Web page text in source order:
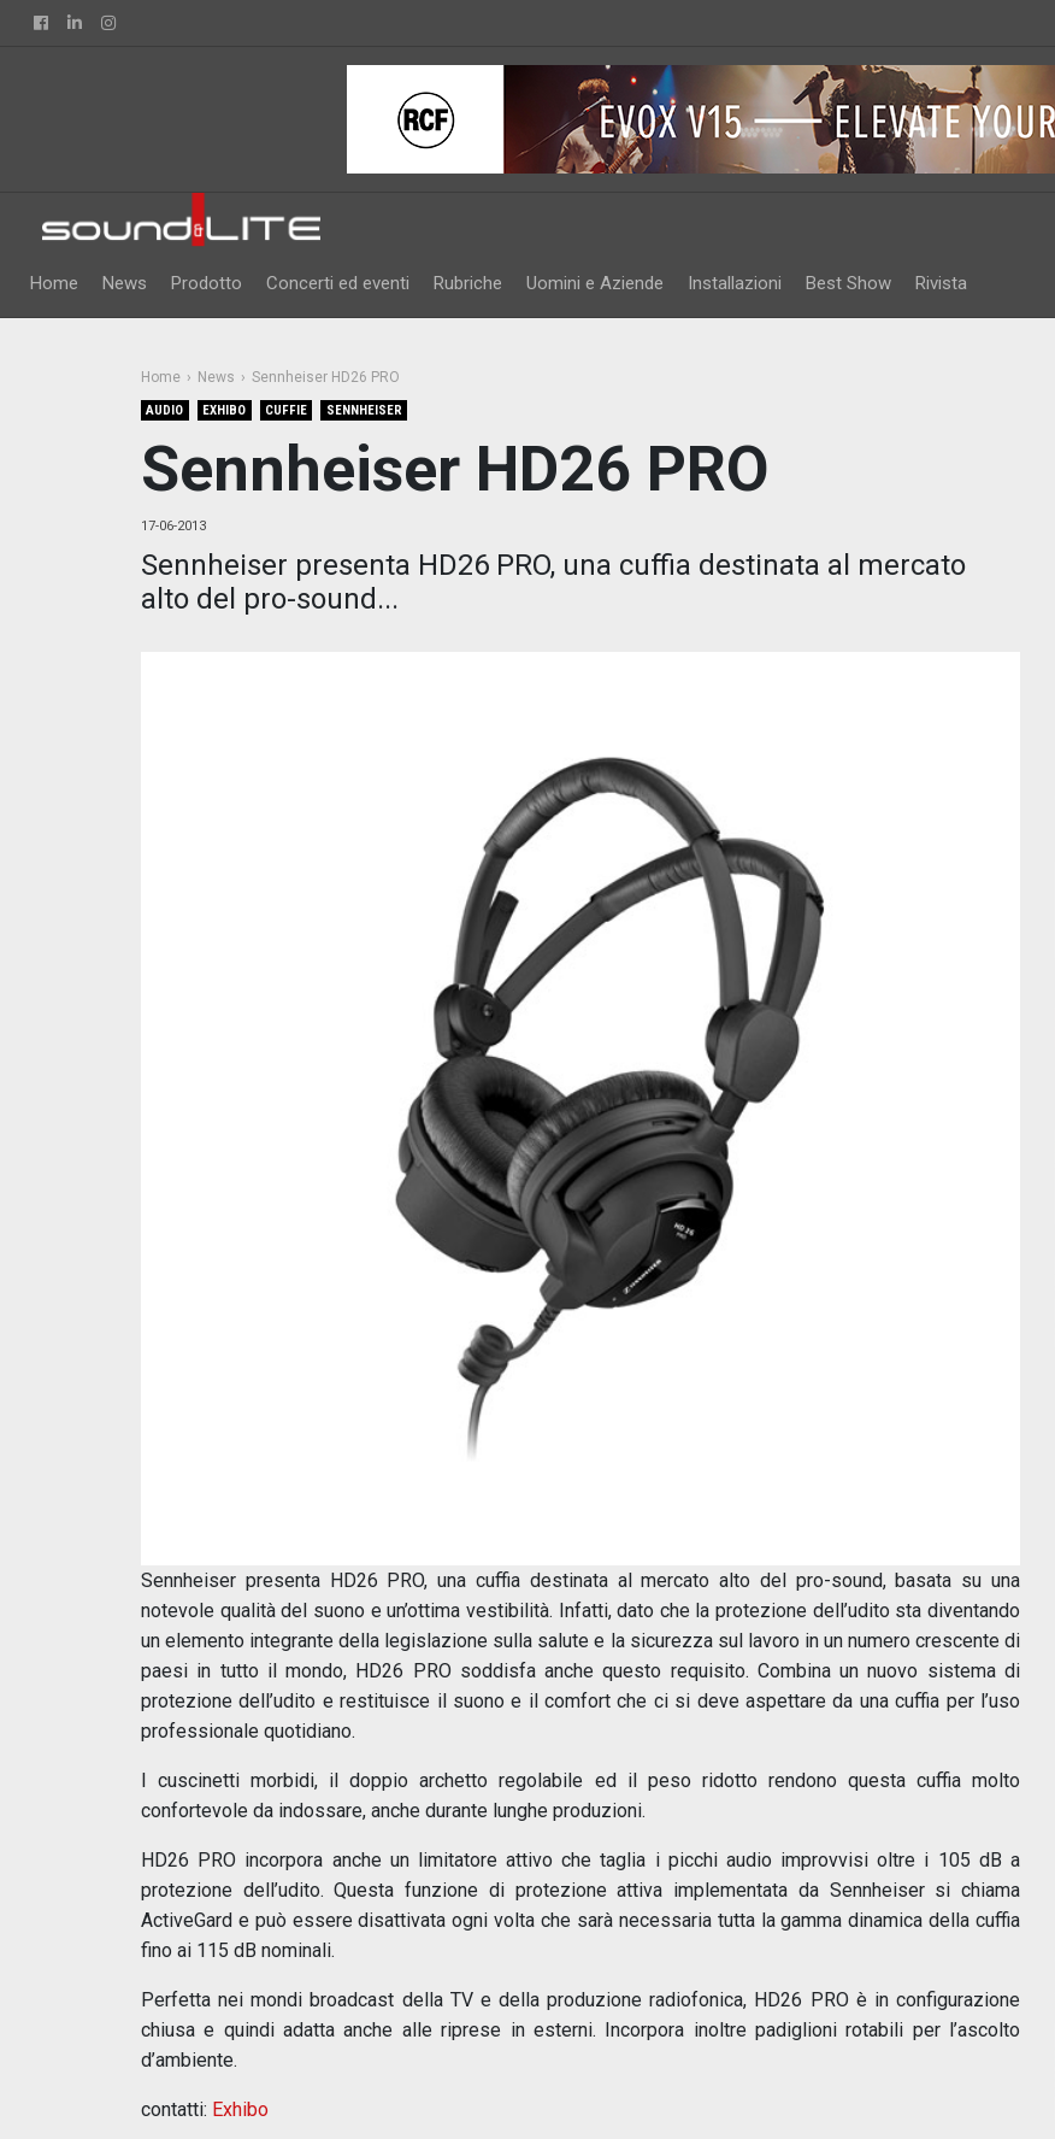
FacebookLinkedin
Home News Prodotto Concerti ed eventi Rubriche Uomini e Aziende Installazioni Best Show Rivista
Home News Sennheiser HD26 PRO
AUDIO EXHIBO CUFFIE SENNHEISER
Sennheiser HD26 PRO
17-06-2013
Sennheiser presenta HD26 PRO, una cuffia destinata al mercato
alto del pro-sound...
Sennheiser presenta HD26 PRO, una cuffia destinata al mercato alto del pro-sound, basata su una
notevole qualità del suono e un’ottima vestibilità. Infatti, dato che la protezione dell’udito sta diventando
un elemento integrante della legislazione sulla salute e la sicurezza sul lavoro in un numero crescente di
paesi in tutto il mondo, HD26 PRO soddisfa anche questo requisito. Combina un nuovo sistema di
protezione dell’udito e restituisce il suono e il comfort che ci si deve aspettare da una cuffia per l’uso
professionale quotidiano.
I cuscinetti morbidi, il doppio archetto regolabile ed il peso ridotto rendono questa cuffia molto
confortevole da indossare, anche durante lunghe produzioni.
HD26 PRO incorpora anche un limitatore attivo che taglia i picchi audio improvvisi oltre i 105 dB a
protezione dell’udito. Questa funzione di protezione attiva implementata da Sennheiser si chiama
ActiveGard e può essere disattivata ogni volta che sarà necessaria tutta la gamma dinamica della cuffia
fino ai 115 dB nominali.
Perfetta nei mondi broadcast della TV e della produzione radiofonica, HD26 PRO è in configurazione
chiusa e quindi adatta anche alle riprese in esterni. Incorpora inoltre padiglioni rotabili per l’ascolto
d’ambiente.
contatti: Exhibo